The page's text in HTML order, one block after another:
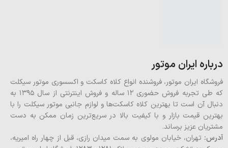
درباره ایران موتور
فروشگاه ایران موتور، فروشنده انواع کلاه کاسکت و اکسسوری موتور سیکلت
که طی تجربه فروش حضوری 12 ساله و فروش اینترنتی از سال 1395 به
دنبال آن است تا بهترین کلاه کاسکت‌ها و لوازم جانبی موتور سیکلت را با
بهترین قیمت بازار و با کیفیت بالا در سریع‌ترین زمان ممکن به دست
مشتریان عزیز برساند.
آدرس: تهران، خیابان مولوی به سمت میدان رازی، قبل از چهار راه امیریه،